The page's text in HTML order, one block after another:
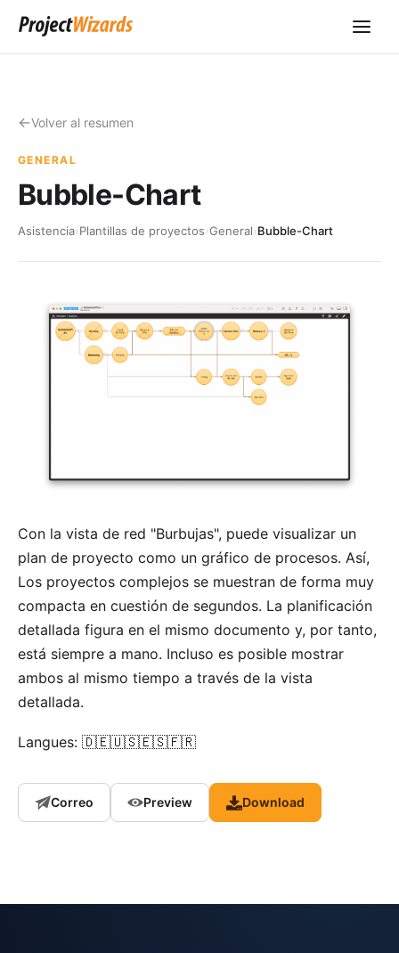
Volver al resumen
GENERAL
Bubble-Chart
Asistencia›Plantillas de proyectos›General›Bubble-Chart
Con la vista de red "Burbujas", puede visualizar un
plan de proyecto como un gráfico de procesos. Así,
Los proyectos complejos se muestran de forma muy
compacta en cuestión de segundos. La planificación
detallada figura en el mismo documento y, por tanto,
está siempre a mano. Incluso es posible mostrar
ambos al mismo tiempo a través de la vista
detallada.
Langues: 🇩🇪🇺🇸🇪🇸🇫🇷
Correo Preview Download